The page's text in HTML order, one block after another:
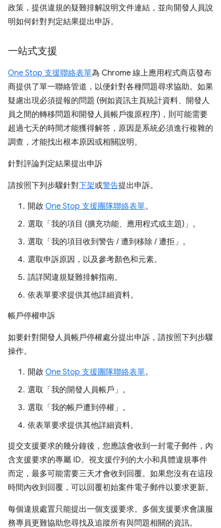
政策，提供違規的疑難排解說明文件連結，並向開發人員說
明如何針對判定結果提出申訴。
一站式支援
One Stop 支援聯絡表單為 Chrome 線上應用程式商店發布
商提供了單一聯絡管道，以便針對各種問題尋求協助。如果
疑慮出現必須提報的問題 (例如資訊主頁統計資料、開發人
員之間的轉移問題和開發人員帳戶復原程序)，則可能需要
超過七天的時間才能獲得解答，原因是系統必須進行複雜的
調查，才能找出根本原因或相關說明。
針對評論判定結果提出申訴
請按照下列步驟針對下架或警告提出申訴。
開啟 One Stop 支援團隊聯絡表單。
選取「我的項目 (擴充功能、應用程式或主題)」。
選取「我的項目收到警告 / 遭到移除 / 遭拒」。
選取申訴原因，以及參考顏色和元素。
請詳閱違規疑難排解指南。
依表單要求提供其他詳細資料。
帳戶停權申訴
如要針對開發人員帳戶停權處分提出申訴，請按照下列步驟
操作。
開啟 One Stop 支援團隊聯絡表單。
選取「我的開發人員帳戶」。
選取「我的帳戶遭到停權」。
依表單要求提供其他詳細資料。
提交支援要求的幾分鐘後，您應該會收到一封電子郵件，內
含支援要求的專屬 ID。視支援佇列的大小和具體違規事件
而定，最多可能需要三天才會收到回覆。如果您沒有在這段
時間內收到回覆，可以回覆初始案件電子郵件以要求更新。
每個違規處置只能提出一個支援要求。多個支援要求會讓服
務專員更難協助您尋找及追蹤所有與問題相關的資訊。